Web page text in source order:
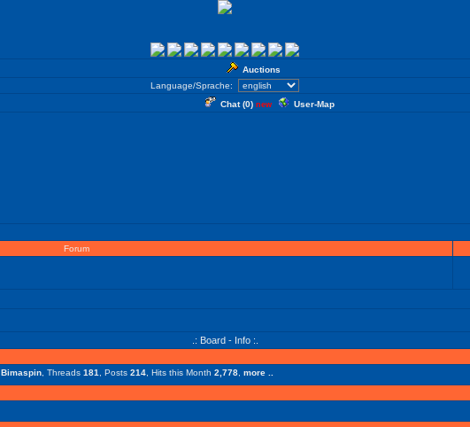
Auctions
Language/Sprache:
Chat (0) new User-Map
Forum
.: Board - Info :.
Bimaspin, Threads 181 , Posts 214, Hits this Month 2,778, more ..